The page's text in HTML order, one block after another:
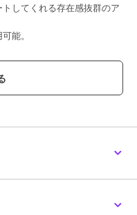
してくれる存在感抜群のア
能。
ーチ。
上げられた、みんなに愛さ
大切に、繊細さや手作り感
わっています。
術です。